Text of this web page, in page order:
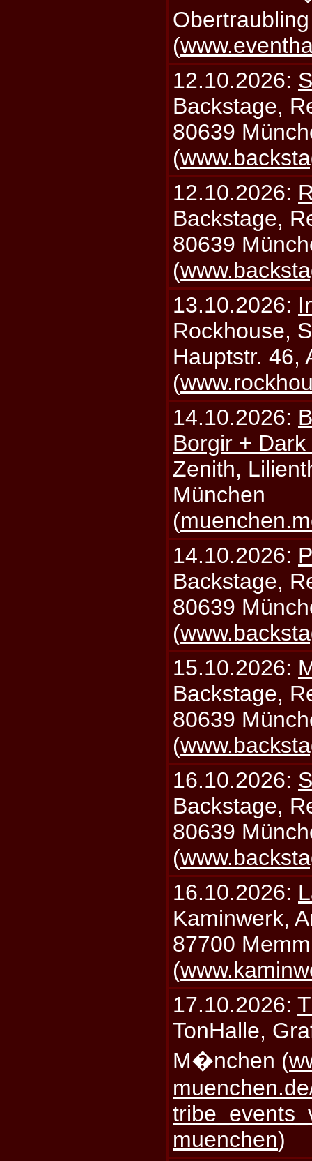
(
12.10.2026:
Backstage,
80639
(
12.10.2026:
Backstage,
80639
(
13.10.2026:
Rockhouse,
Hauptstr. 46,
(
14.10.2026:
Borgir +
Zenith,
München
(
14.10.2026:
Backstage,
80639
(
15.10.2026:
Backstage,
80639
(
16.10.2026:
Backstage,
80639
(
16.10.2026:
Kaminwerk,
87700
(
17.10.2026:
TonHalle,
M�nchen (
muenchen)